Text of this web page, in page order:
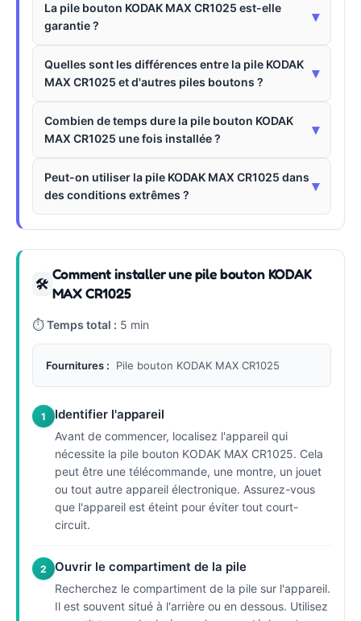
La pile bouton KODAK MAX CR1025 est-elle
garantie ?
▾
Quelles sont les différences entre la pile KODAK
MAX CR1025 et d'autres piles boutons ?
▾
Combien de temps dure la pile bouton KODAK
MAX CR1025 une fois installée ?
▾
Peut-on utiliser la pile KODAK MAX CR1025 dans
des conditions extrêmes ?
▾
🛠
Comment installer une pile bouton KODAK
MAX CR1025
⏱Temps total : 5 min
Fournitures : Pile bouton KODAK MAX CR1025
1 Identifier l'appareil
Avant de commencer, localisez l'appareil qui
nécessite la pile bouton KODAK MAX CR1025. Cela
peut être une télécommande, une montre, un jouet
ou tout autre appareil électronique. Assurez-vous
que l'appareil est éteint pour éviter tout court-
circuit.
2 Ouvrir le compartiment de la pile
Recherchez le compartiment de la pile sur l'appareil.
Il est souvent situé à l'arrière ou en dessous. Utilisez